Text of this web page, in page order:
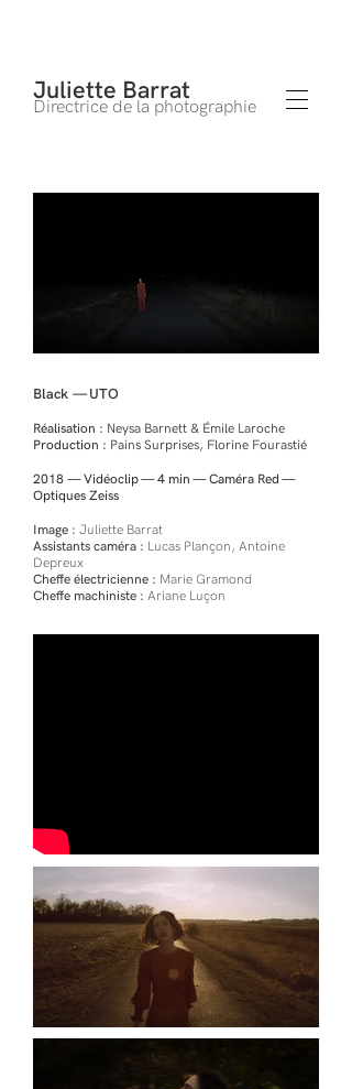
Juliette Barrat
Directrice de la photographie
Black — UTO
Réalisation : Neysa Barnett & Émile Laroche
Production : Pains Surprises, Florine Fourastié
2018 — Vidéoclip — 4 min — Caméra Red —
Optiques Zeiss
Image : Juliette Barrat
Assistants caméra : Lucas Plançon, Antoine
Depreux
Cheffe électricienne : Marie Gramond
Cheffe machiniste : Ariane Luçon